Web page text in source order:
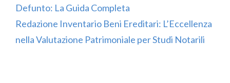
Defunto: La Guida Completa
Redazione Inventario Beni Ereditari: L’Eccellenza
nella Valutazione Patrimoniale per Studi Notarili